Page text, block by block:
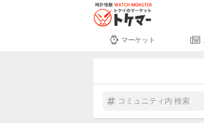
マーケット